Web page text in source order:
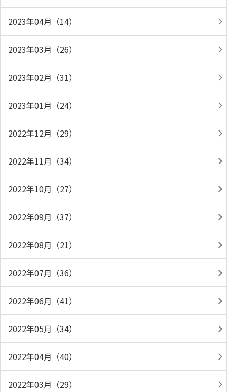
2023年04月（14）
2023年03月（26）
2023年02月（31）
2023年01月（24）
2022年12月（29）
2022年11月（34）
2022年10月（27）
2022年09月（37）
2022年08月（21）
2022年07月（36）
2022年06月（41）
2022年05月（34）
2022年04月（40）
2022年03月（29）